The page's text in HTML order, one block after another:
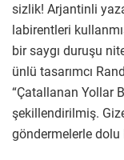
sizlik! Arjantinli
labirentleri
bir saygı duruşu
ünlü tasarımcı
“Çatallanan Yollar
şekillendirilmiş.
göndermelerle